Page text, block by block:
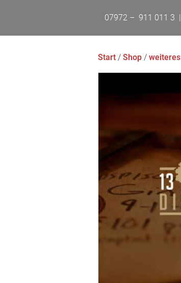
07972 – 911 011 3 |
Start / Shop / weiteres